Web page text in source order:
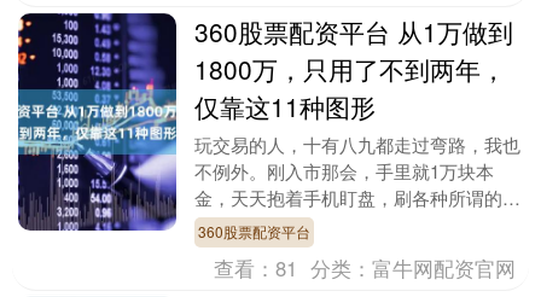
360股票配资平台 从1万做到
1800万，只用了不到两年，
仅靠这11种图形
玩交易的人，十有八九都走过弯路，我也
不例外。刚入市那会，手里就1万块本
金，天天抱着手机盯盘，刷各种所谓的炒
股秘籍，听别人说哪只票好就追哪只，追
涨杀跌折腾了大半年....
360股票配资平台
查看：81 分类：富牛网配资官网